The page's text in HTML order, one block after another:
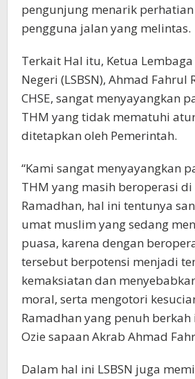
pengunjung menarik
pengguna jalan yang melintas.
Terkait Hal itu, Ketua
Negeri (LSBSN), Ahmad Fahrul
CHSE, sangat menyayangkan
THM yang tidak mematuhi
ditetapkan oleh Pemerintah.
“Kami sangat menyayangkan
THM yang masih beroperasi
Ramadhan, hal ini tentunya
umat muslim yang sedang
puasa, karena dengan
tersebut berpotensi menjadi
kemaksiatan dan
moral, serta mengotori
Ramadhan yang penuh berkah
Ozie sapaan Akrab Ahmad
Dalam hal ini LSBSN juga